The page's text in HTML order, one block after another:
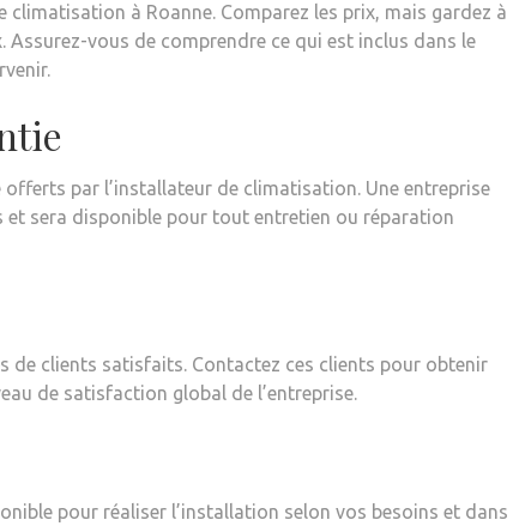
à Roanne. Comparez les prix, mais gardez à
Assurez-vous de comprendre ce qui est inclus dans le
par l’installateur de climatisation. Une entreprise
sera disponible pour tout entretien ou réparation
de clients satisfaits. Contactez ces clients pour obtenir
de satisfaction global de l’entreprise.
pour réaliser l’installation selon vos besoins et dans